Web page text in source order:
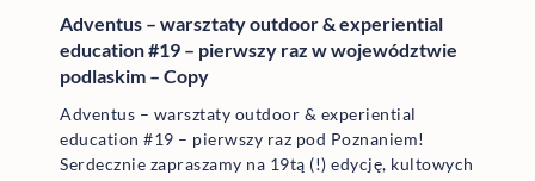
Adventus – warsztaty outdoor & experiential
education #19 – pierwszy raz w województwie
podlaskim – Copy
Adventus – warsztaty outdoor & experiential
education #19 – pierwszy raz pod Poznaniem!
Serdecznie zapraszamy na 19tą (!) edycję, kultowych